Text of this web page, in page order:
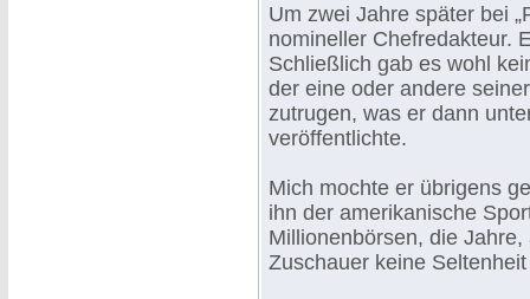
Um zwei Jahre später bei
nomineller Chefredakteur.
Schließlich gab es wohl
der eine oder andere
zutrugen, was er dann
veröffentlichte.
Mich mochte er übrigens
ihn der amerikanische
Millionenbörsen, die
Zuschauer keine